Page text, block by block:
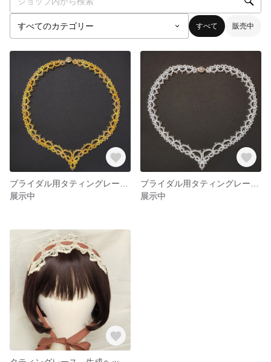
すべて 販売中
展示中
展示中